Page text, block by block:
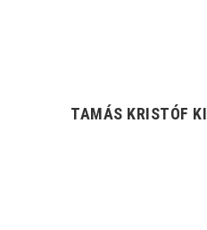
TAMÁS KRISTÓF